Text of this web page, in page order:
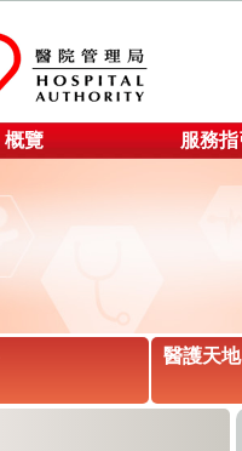
概覽 服務
醫護天地